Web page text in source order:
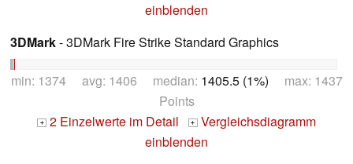
einblenden
3DMark- 3DMark Fire Strike Standard Graphics
min: 1374 avg: 1406 median: 1405.5 (1%) max: 1437
Points
+ 2 Einzelwerte im Detail + Vergleichsdiagramm
einblenden